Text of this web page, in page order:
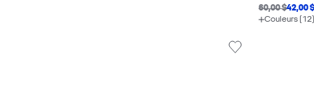
60,00 $42,00 $
Couleurs (12)